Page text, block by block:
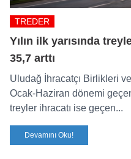
TREDER
Yılın ilk yarısında
35,7 arttı
Uludağ İhracatçı Birlikleri
Ocak-Haziran dönemi
treyler ihracatı ise geçen...
Devamını Oku!